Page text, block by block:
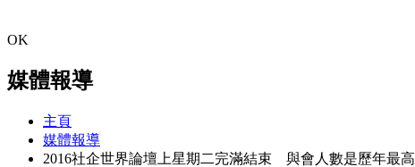
OK
媒體報導
主頁
媒體報導
2016社企世界論壇上星期二完滿結束 與會人數是歷年最高